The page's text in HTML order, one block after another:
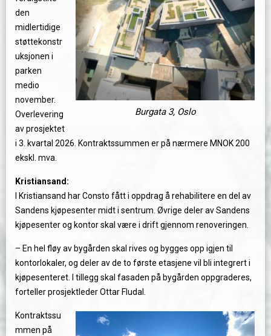
Burgata 3, Oslo
den
midlertidige
støttekonstr
uksjonen i
parken
medio
november.
Overlevering
av prosjektet
i 3. kvartal 2026. Kontraktssummen er på nærmere MNOK 200
ekskl. mva.
Kristiansand:
I Kristiansand har Consto fått i oppdrag å rehabilitere en del av
Sandens kjøpesenter midt i sentrum. Øvrige deler av Sandens
kjøpesenter og kontor skal være i drift gjennom renoveringen.
– En hel fløy av bygården skal rives og bygges opp igjen til
kontorlokaler, og deler av de to første etasjene vil bli integrert i
kjøpesenteret. I tillegg skal fasaden på bygården oppgraderes,
forteller prosjektleder Ottar Fludal.
Kontraktssu
mmen på